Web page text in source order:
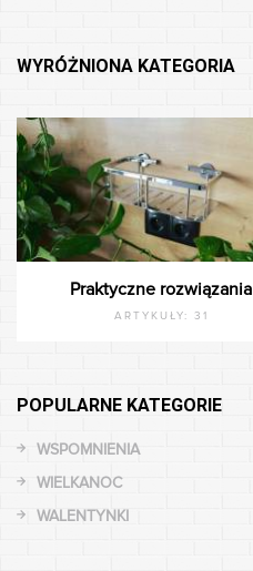
WYRÓŻNIONA KATEGORIA
Praktyczne rozwiązania
ARTYKUŁY: 31
POPULARNE KATEGORIE
WSPOMNIENIA
WIELKANOC
WALENTYNKI